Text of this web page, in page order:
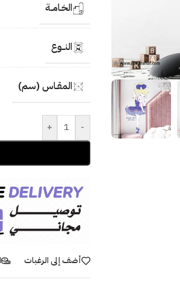
الخـامــة
النــوع
المقـاس (سم)
-
+
أضف إلى الرغبات